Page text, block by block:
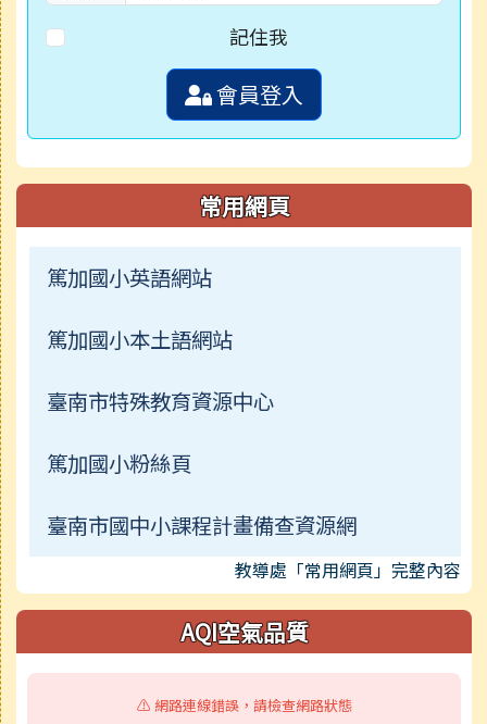
記住我
會員登入
常用網頁
篤加國小英語網站
篤加國小本土語網站
臺南市特殊教育資源中心
篤加國小粉絲頁
臺南市國中小課程計畫備查資源網
教導處「常用網頁」完整內容
AQI空氣品質
⚠️ 網路連線錯誤，請檢查網路狀態